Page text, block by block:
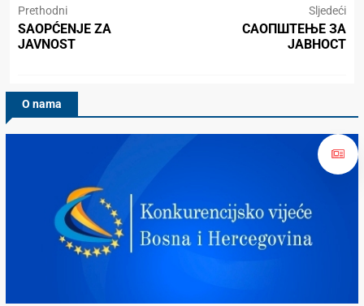
Prethodni
SAOPĆENJE ZA
JAVNOST
Sljedeći
САОПШТЕЊЕ ЗА
ЈАВНОСТ
O nama